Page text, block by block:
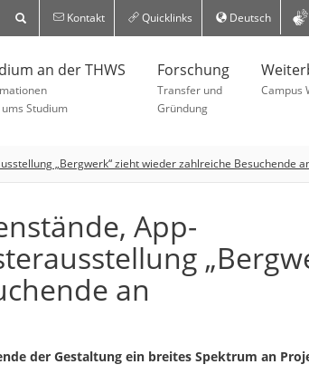
Kontakt Quicklinks Deutsch
an der THWS
Studium
Forschung
Transfer und
Gründung
Campus
„Bergwerk“ zieht wieder zahlreiche Besuchende
App-
an
der Gestaltung ein breites Spektrum an